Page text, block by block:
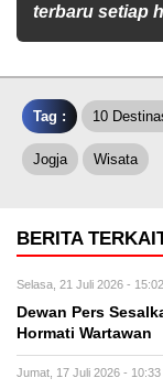
terbaru setiap
Tag : 10
Jogja Wisata
BERITA
Selasa, 21 Juli 2026 -
Dewan Pers
Hormati Wartawan
Jumat, 17 Juli 2026 - 10:33